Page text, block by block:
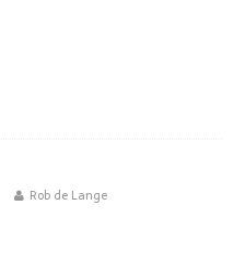
Rob de Lange